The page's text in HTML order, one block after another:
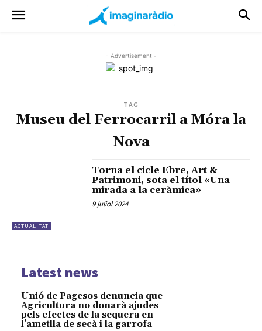
- Advertisement -
TAG
Museu del Ferrocarril a Móra la
Nova
ACTUALITAT
Torna el cicle Ebre, Art &
Patrimoni, sota el títol «Una
mirada a la ceràmica»
9 juliol 2024
Latest news
Unió de Pagesos denuncia que
Agricultura no donarà ajudes
pels efectes de la sequera en
l’ametlla de secà i la garrofa